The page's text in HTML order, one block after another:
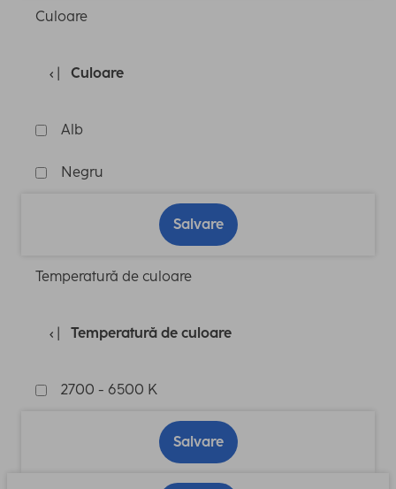
Culoare
Culoare
Alb
Negru
Salvare
Temperatură de culoare
Temperatură de culoare
2700 - 6500 K
Salvare